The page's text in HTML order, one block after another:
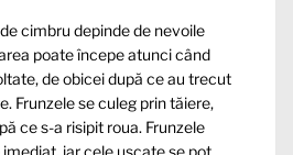
cimbru depinde de nevoile
poate începe atunci când
de obicei după ce au trecut
Frunzele se culeg prin tăiere,
ce s-a risipit roua. Frunzele